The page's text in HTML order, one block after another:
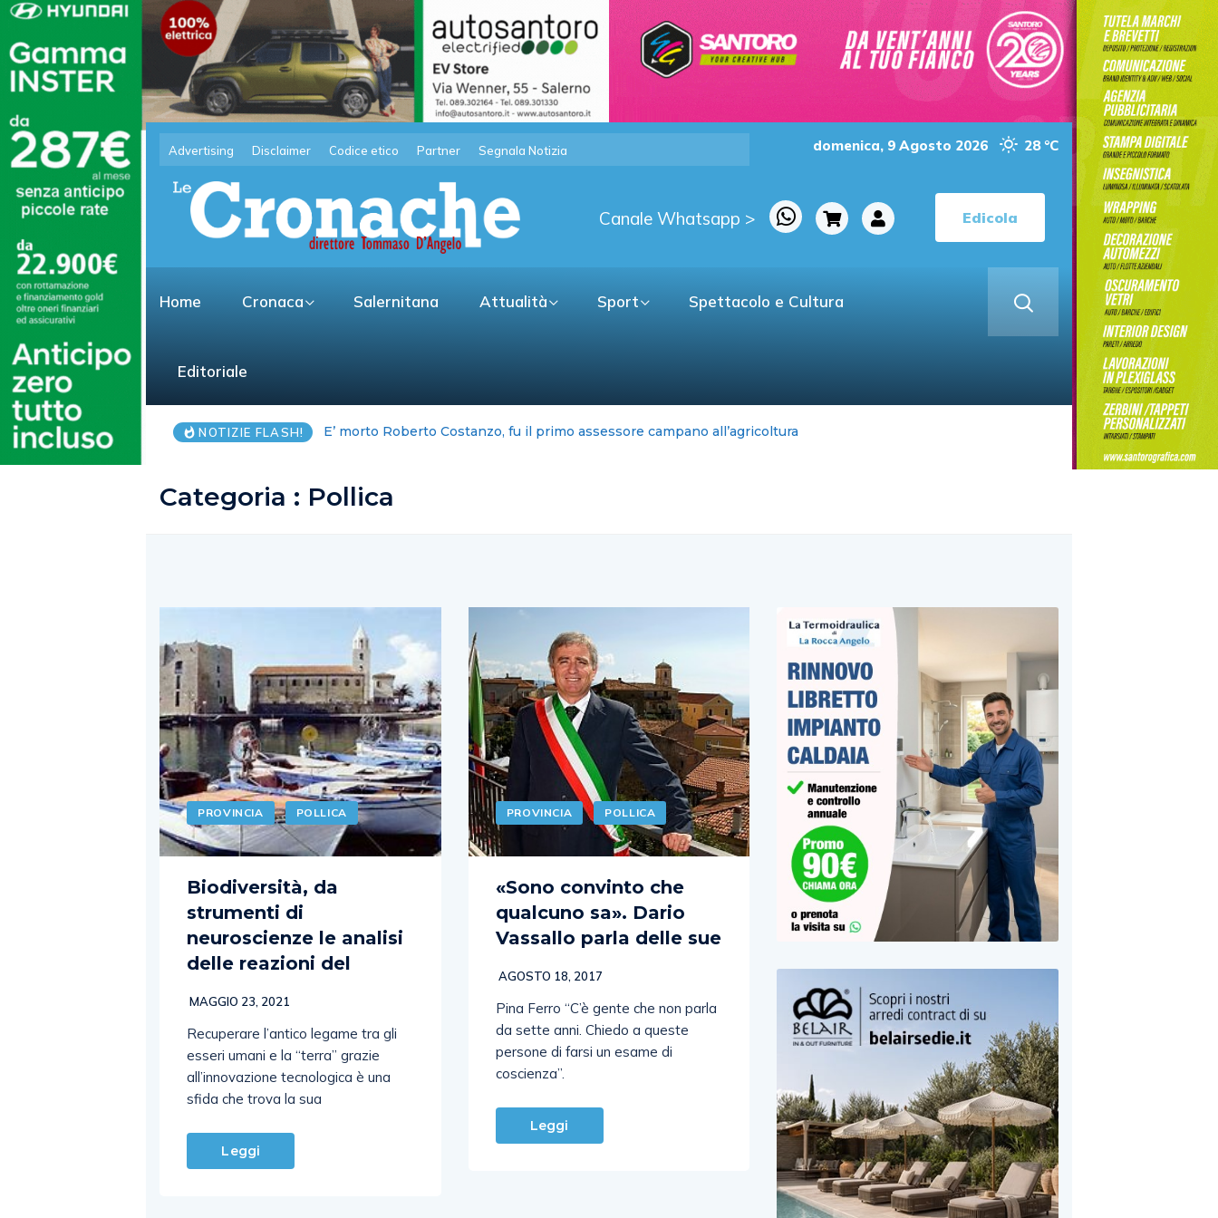
Advertising Disclaimer Codice etico Partner Segnala Notizia domenica, 9 Agosto 2026 28 °C
Canale Whatsapp > Edicola
Home Cronaca Salernitana Attualità Sport Spettacolo e Cultura
Editoriale
NOTIZIE FLASH! Salzano: Salernitani tartassati da bollette pazze
Categoria : Pollica
PROVINCIA POLLICA
Biodiversità, da
strumenti di
neuroscienze le analisi
delle reazioni del
MAGGIO 23, 2021
Recuperare l’antico legame tra gli
esseri umani e la “terra” grazie
all’innovazione tecnologica è una
sfida che trova la sua
Leggi
PROVINCIA POLLICA
«Sono convinto che
qualcuno sa». Dario
Vassallo parla delle sue
AGOSTO 18, 2017
Pina Ferro “C’è gente che non parla
da sette anni. Chiedo a queste
persone di farsi un esame di
coscienza”.
Leggi